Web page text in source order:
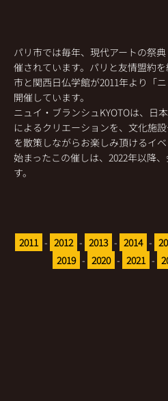
パリ市では毎年、現代アートの祭
催されています。パリと友情盟約
市と関西日仏学館が2011年より「
開催しています。
ニュイ・ブランシュKYOTOは、日
によるクリエーションを、文化施
を散策しながらお楽しみ頂けるイ
始まったこの催しは、2022年以降
す。
2011 - 2012 - 2013 - 2014 -
2019 - 2020 - 2021 -